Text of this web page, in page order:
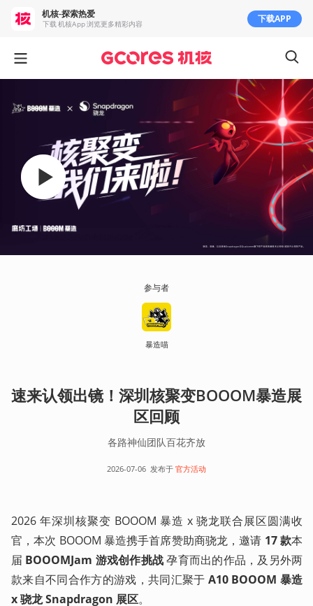
参与者
暴造喵
速来认领出镜！深圳核聚变BOOOM暴造展
区回顾
各路神仙团队百花齐放
2026-07-06 发布于 官方活动
2026 年深圳核聚变 BOOOM 暴造 x 骁龙联合展区圆满收
官，本次 BOOOM 暴造携手首席赞助商骁龙，邀请 17 款本
届 BOOOMJam 游戏创作挑战 孕育而出的作品，及另外两
款来自不同合作方的游戏，共同汇聚于 A10 BOOOM 暴造
x 骁龙 Snapdragon 展区。
机核-探索热爱
下载 机核App 浏览更多精彩内容 下载APP